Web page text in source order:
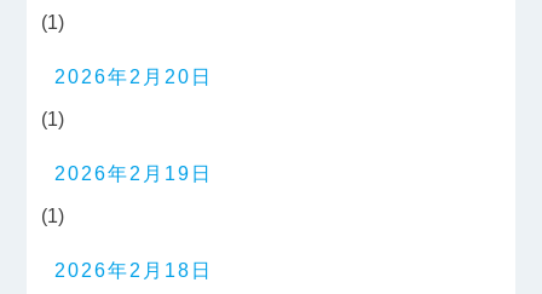
(1)
2026年2月20日
(1)
2026年2月19日
(1)
2026年2月18日